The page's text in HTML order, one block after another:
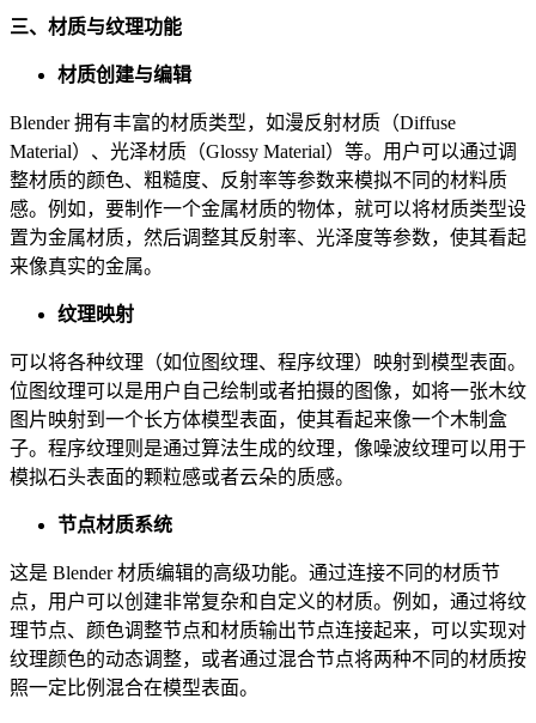
三、材质与纹理功能
材质创建与编辑
Blender 拥有丰富的材质类型，如漫反射材质（Diffuse
Material）、光泽材质（Glossy Material）等。用户可以通过调
整材质的颜色、粗糙度、反射率等参数来模拟不同的材料质
感。例如，要制作一个金属材质的物体，就可以将材质类型设
置为金属材质，然后调整其反射率、光泽度等参数，使其看起
来像真实的金属。
纹理映射
可以将各种纹理（如位图纹理、程序纹理）映射到模型表面。
位图纹理可以是用户自己绘制或者拍摄的图像，如将一张木纹
图片映射到一个长方体模型表面，使其看起来像一个木制盒
子。程序纹理则是通过算法生成的纹理，像噪波纹理可以用于
模拟石头表面的颗粒感或者云朵的质感。
节点材质系统
这是 Blender 材质编辑的高级功能。通过连接不同的材质节
点，用户可以创建非常复杂和自定义的材质。例如，通过将纹
理节点、颜色调整节点和材质输出节点连接起来，可以实现对
纹理颜色的动态调整，或者通过混合节点将两种不同的材质按
照一定比例混合在模型表面。